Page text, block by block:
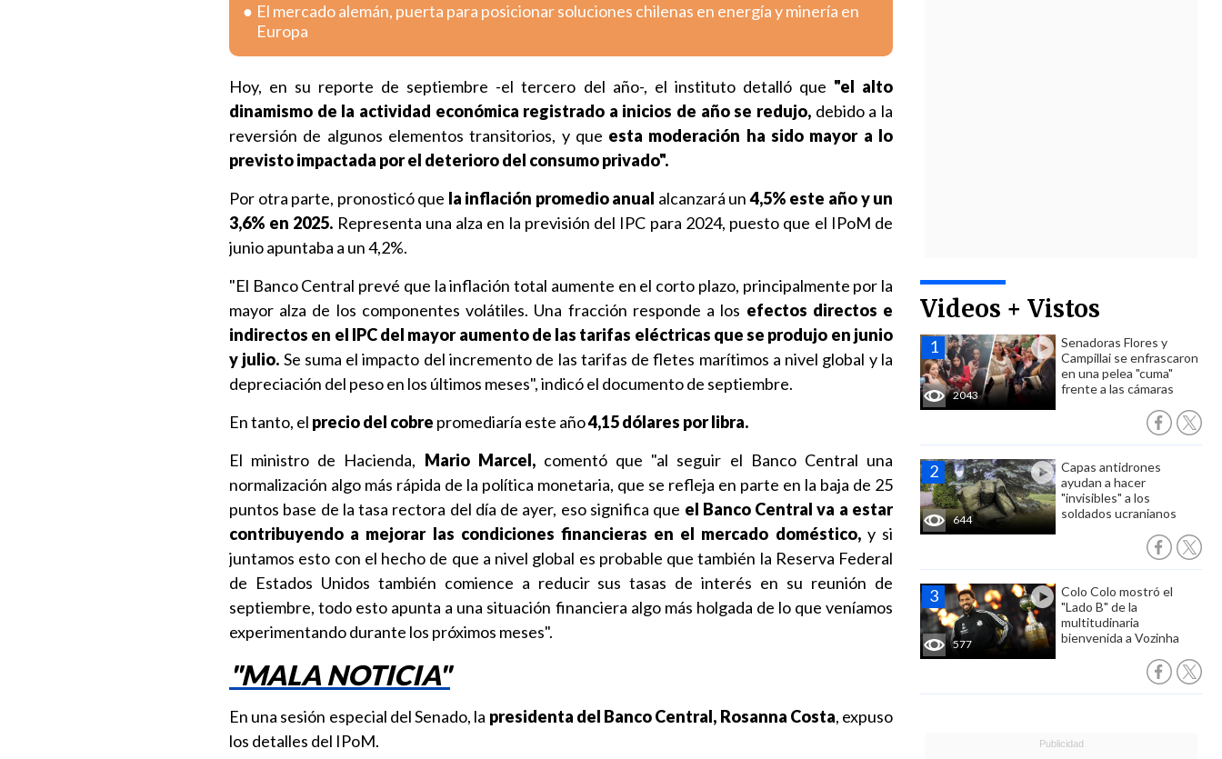
Videos + Vistos
2043
Senadoras Flores y
Campillai se enfrascaron
en una pelea "cuma"
frente a las cámaras
644
Capas antidrones
ayudan a hacer
"invisibles" a los
soldados ucranianos
577
Colo Colo mostró el
"Lado B" de la
multitudinaria
bienvenida a Vozinha
El mercado alemán, puerta para posicionar soluciones chilenas en energía y minería en
Europa
Hoy, en su reporte de septiembre -el tercero del año-, el instituto detalló que "el alto
dinamismo de la actividad económica registrado a inicios de año se redujo, debido a la
reversión de algunos elementos transitorios, y que esta moderación ha sido mayor a lo
previsto impactada por el deterioro del consumo privado".
Por otra parte, pronosticó que la inflación promedio anual alcanzará un4,5% este año y un
3,6% en 2025. Representa una alza en la previsión del IPC para 2024, puesto que el IPoM de
junio apuntaba a un 4,2%.
"El Banco Central prevé que la inflación total aumente en el corto plazo, principalmente por la
mayor alza de los componentes volátiles. Una fracción responde a los efectos directos e
indirectos en el IPC del mayor aumento de las tarifas eléctricas que se produjo en junio
y julio. Se suma el impacto del incremento de las tarifas de fletes marítimos a nivel global y la
depreciación del peso en los últimos meses", indicó el documento de septiembre.
En tanto, el precio del cobre promediaría este año4,15 dólares por libra.
El ministro de Hacienda, Mario Marcel,comentó que "al seguir el Banco Central una
normalización algo más rápida de la política monetaria, que se refleja en parte en la baja de 25
puntos base de la tasa rectora del día de ayer, eso significa que el Banco Central va a estar
contribuyendo a mejorar las condiciones financieras en el mercado doméstico,y si
juntamos esto con el hecho de que a nivel global es probable que también la Reserva Federal
de Estados Unidos también comience a reducir sus tasas de interés en su reunión de
septiembre, todo esto apunta a una situación financiera algo más holgada de lo que veníamos
experimentando durante los próximos meses".
"MALA NOTICIA"
En una sesión especial del Senado, la presidenta del Banco Central, Rosanna Costa, expuso
los detalles del IPoM.